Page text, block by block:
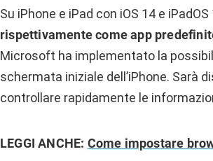
Su iPhone e iPad con iOS 14 e
rispettivamente come app
Microsoft ha implementato la
schermata iniziale dell’iPhone. Sarà
controllare rapidamente le
LEGGI ANCHE: Come impostare